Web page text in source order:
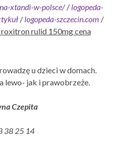
xtandi-w-polsce// logopeda-
/ logopeda-szczecin.com /
rulid 150mg cena
u dzieci w domach.
lewo- jak i prawobrzeże.
Czepita
38 25 14